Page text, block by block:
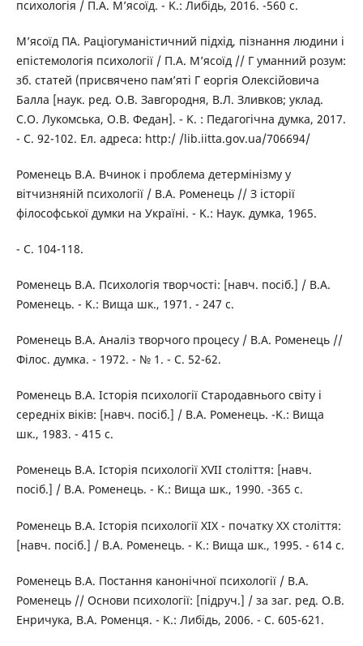
психологія / П.А. М’ясоїд. - K.: Либідь, 2016. -560 с.
М’ясоїд ПА. Раціогуманістичний підхід, пізнання людини і
епістемологія психології / П.А. М’ясоїд // Г уманний розум:
зб. статей (присвячено пам’яті Г еоргія Олексійовича
Балла [наук. ред. О.В. Завгородня, В.Л. Зливков; уклад.
С.О. Лукомська, О.В. Федан]. - K. : Педагогічна думка, 2017.
- С. 92-102. Ел. адреса: http:/ /lib.iitta.gov.ua/706694/
Роменець В.А. Вчинок і проблема детермінізму у
вітчизняній психології / В.А. Роменець // З історії
філософської думки на Україні. - K.: Наук. думка, 1965.
- С. 104-118.
Роменець В.А. Психологія творчості: [навч. посіб.] / В.А.
Роменець. - K.: Вища шк., 1971. - 247 с.
Роменець В.А. Аналіз творчого процесу / В.А. Роменець //
Філос. думка. - 1972. - № 1. - С. 52-62.
Роменець В.А. Історія психології Стародавнього світу і
середніх віків: [навч. посіб.] / В.А. Роменець. -K.: Вища
шк., 1983. - 415 с.
Роменець В.А. Історія психології XVII століття: [навч.
посіб.] / В.А. Роменець. - K.: Вища шк., 1990. -365 с.
Роменець В.А. Історія психології XIX - початку XX століття:
[навч. посіб.] / В.А. Роменець. - K.: Вища шк., 1995. - 614 с.
Роменець В.А. Постання канонічної психології / В.А.
Роменець // Основи психології: [підруч.] / за заг. ред. О.В.
Енричука, В.А. Роменця. - K.: Либідь, 2006. - С. 605-621.